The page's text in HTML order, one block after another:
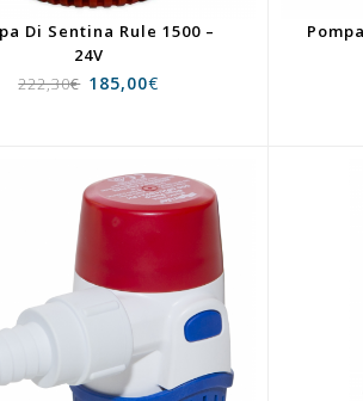
Di Sentina Rule 1500 –
24V
222,30€ 185,00€